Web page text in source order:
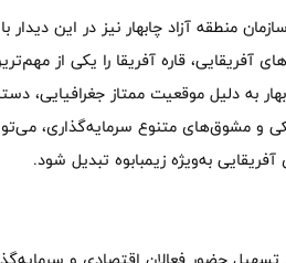
منطقه آزاد چابهار نیز در این دیدار با
آفریقایی، قاره آفریقا را یکی از
به دلیل موقعیت ممتاز جغرافیایی،
و مشوق‌های متنوع سرمایه‌گذاری،
به‌ویژه زیمبابوه تبدیل شود.